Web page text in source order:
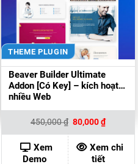
THEME PLUGIN
Beaver Builder Ultimate
Addon [Có Key] – kích hoạt
nhiều Web
450,000₫ Giá
gốc
là:
450,000 ₫.
80,000₫Giá
hiện
tại
là:
80,000
Xem
Demo
Xem chi
tiết